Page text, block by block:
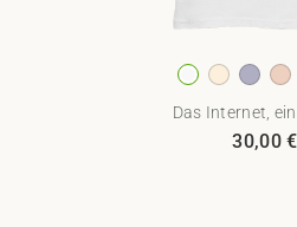
Das Internet, ein
30,00€